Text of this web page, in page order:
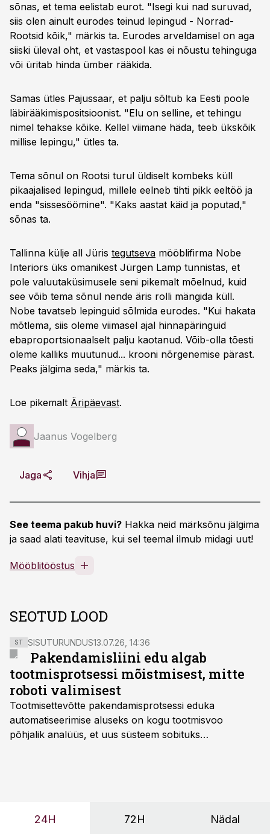
sõnas, et tema eelistab eurot. "Isegi kui nad suruvad,
siis olen ainult eurodes teinud lepingud - Norrad-
Rootsid kõik," märkis ta. Eurodes arveldamisel on aga
siiski üleval oht, et vastaspool kas ei nõustu tehinguga
või üritab hinda ümber rääkida.
Samas ütles Pajussaar, et palju sõltub ka Eesti poole
läbirääkimispositsioonist. "Elu on selline, et tehingu
nimel tehakse kõike. Kellel viimane häda, teeb ükskõik
millise lepingu," ütles ta.
Tema sõnul on Rootsi turul üldiselt kombeks küll
pikaajalised lepingud, millele eelneb tihti pikk eeltöö ja
enda "sissesöömine". "Kaks aastat käid ja poputad,"
sõnas ta.
Tallinna külje all Jüris tegutseva mööblifirma Nobe
Interiors üks omanikest Jürgen Lamp tunnistas, et
pole valuutaküsimusele seni pikemalt mõelnud, kuid
see võib tema sõnul nende äris rolli mängida küll.
Nobe tavatseb lepinguid sõlmida eurodes. "Kui hakata
mõtlema, siis oleme viimasel ajal hinnapäringuid
ebaproportsionaalselt palju kaotanud. Võib-olla tõesti
oleme kalliks muutunud... krooni nõrgenemise pärast.
Peaks jälgima seda," märkis ta.
Loe pikemalt Äripäevast.
Jaanus Vogelberg
Jaga Vihja
See teema pakub huvi? Hakka neid märksõnu jälgima
ja saad alati teavituse, kui sel teemal ilmub midagi uut!
Mööblitööstus
SEOTUD LOOD
ST SISUTURUNDUS13.07.26, 14:36
Pakendamisliini edu algab
tootmisprotsessi mõistmisest, mitte
roboti valimisest
Tootmisettevõtte pakendamisprotsessi eduka
automatiseerimise aluseks on kogu tootmisvoo
põhjalik analüüs, et uus süsteem sobituks
OÜ tegevjuht Sander Mitendorf.
24H 72H Nädal